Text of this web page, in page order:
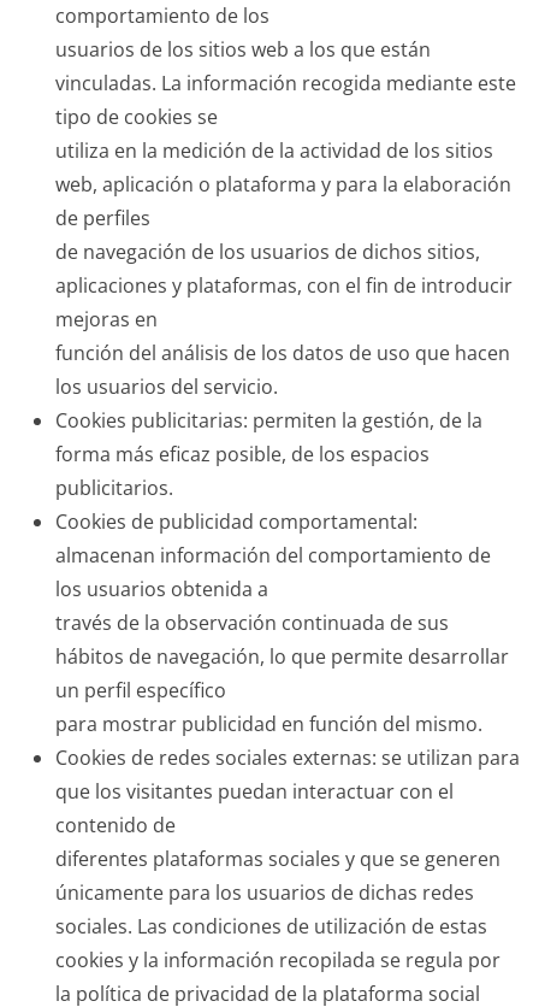
comportamiento de los
usuarios de los sitios web a los que están
vinculadas. La información recogida mediante este
tipo de cookies se
utiliza en la medición de la actividad de los sitios
web, aplicación o plataforma y para la elaboración
de perfiles
de navegación de los usuarios de dichos sitios,
aplicaciones y plataformas, con el fin de introducir
mejoras en
función del análisis de los datos de uso que hacen
los usuarios del servicio.
Cookies publicitarias: permiten la gestión, de la
forma más eficaz posible, de los espacios
publicitarios.
Cookies de publicidad comportamental:
almacenan información del comportamiento de
los usuarios obtenida a
través de la observación continuada de sus
hábitos de navegación, lo que permite desarrollar
un perfil específico
para mostrar publicidad en función del mismo.
Cookies de redes sociales externas: se utilizan para
que los visitantes puedan interactuar con el
contenido de
diferentes plataformas sociales y que se generen
únicamente para los usuarios de dichas redes
sociales. Las condiciones de utilización de estas
cookies y la información recopilada se regula por
la política de privacidad de la plataforma social